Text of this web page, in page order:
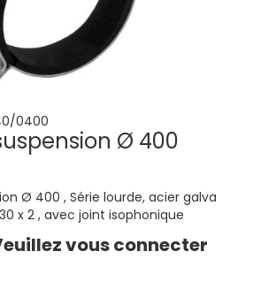
0400
Ø 400
Ø 400 , Série lourde, acier galva
x 2 , avec joint isophonique
vous connecter